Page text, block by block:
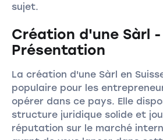
sujet.
Création d'une Sàrl -
Présentation
La création d'une Sàrl en
populaire pour les
opérer dans ce pays. Elle
structure juridique solide et
réputation sur le marché